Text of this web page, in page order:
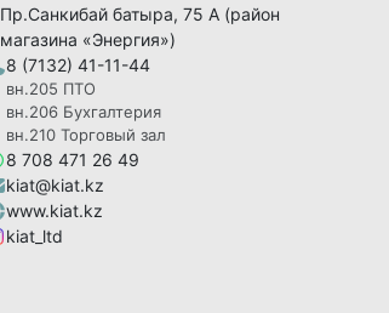
Пр.Санкибай батыра, 75 А (район
магазина «Энергия»)
8 (7132) 41-11-44
вн.205 ПТО
вн.206 Бухгалтерия
вн.210 Торговый зал
8 708 471 26 49
kiat@kiat.kz
www.kiat.kz
kiat_ltd